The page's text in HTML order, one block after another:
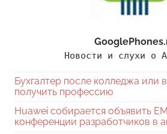
Новости и слухи о
Бухгалтер после колледжа или
получить профессию
Huawei собирается объявить
конференции разработчиков в